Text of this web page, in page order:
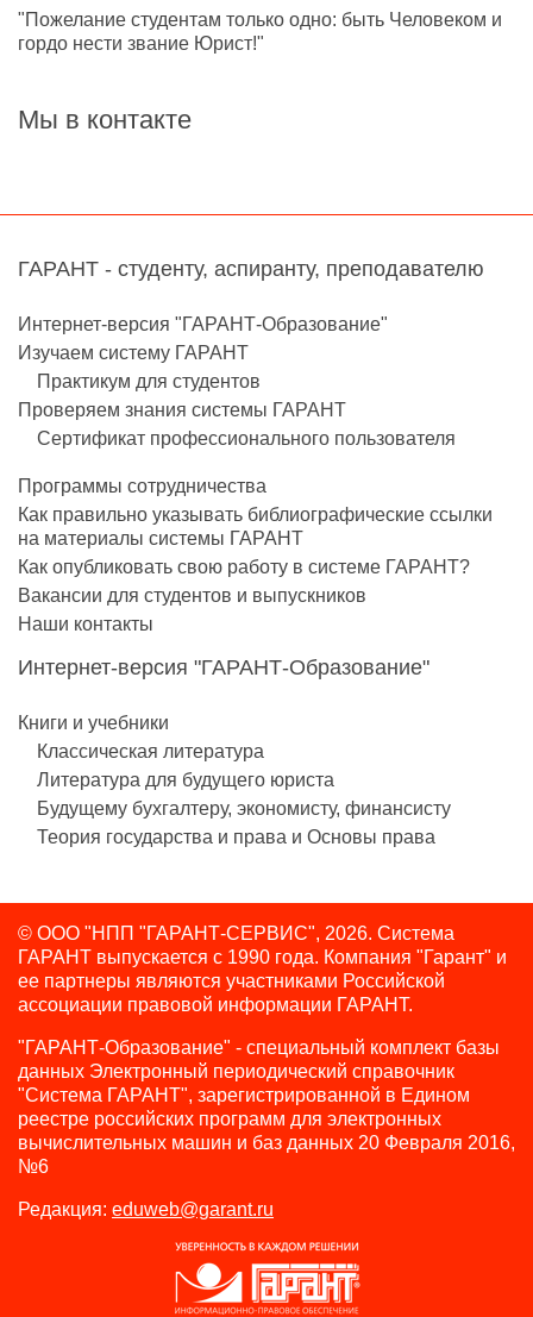
"Пожелание студентам только одно: быть Человеком и
гордо нести звание Юрист!"
Мы в контакте
ГАРАНТ - студенту, аспиранту, преподавателю
Интернет-версия "ГАРАНТ-Образование"
Изучаем систему ГАРАНТ
Практикум для студентов
Проверяем знания системы ГАРАНТ
Сертификат профессионального пользователя
Программы сотрудничества
Как правильно указывать библиографические ссылки
на материалы системы ГАРАНТ
Как опубликовать свою работу в системе ГАРАНТ?
Вакансии для студентов и выпускников
Наши контакты
Интернет-версия "ГАРАНТ-Образование"
Книги и учебники
Классическая литература
Литература для будущего юриста
Будущему бухгалтеру, экономисту, финансисту
Теория государства и права и Основы права
© ООО "НПП "ГАРАНТ-СЕРВИС", 2026. Система
ГАРАНТ выпускается с 1990 года. Компания "Гарант" и
ее партнеры являются участниками Российской
ассоциации правовой информации ГАРАНТ.
"ГАРАНТ-Образование" - специальный комплект базы
данных Электронный периодический справочник
"Система ГАРАНТ", зарегистрированной в Едином
реестре российских программ для электронных
вычислительных машин и баз данных 20 Февраля 2016,
№6
Редакция: eduweb@garant.ru